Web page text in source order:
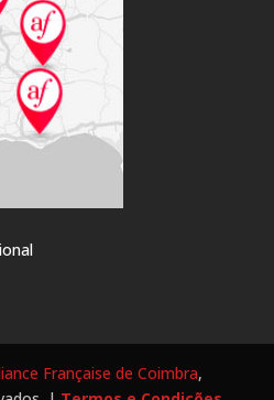
Française de Coimbra,